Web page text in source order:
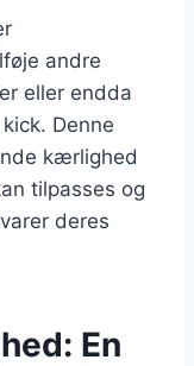
andre
eller endda
Denne
kærlighed
tilpasses og
deres
En